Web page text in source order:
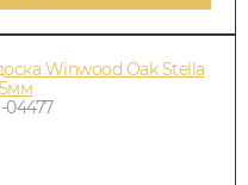
Winwood Oak Stella
04477